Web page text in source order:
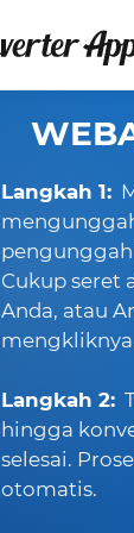
Langkah 1:
Cukup seret
Anda, atau
Langkah 2:
hingga
selesai.
otomatis.